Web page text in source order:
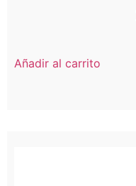
Añadir al carrito